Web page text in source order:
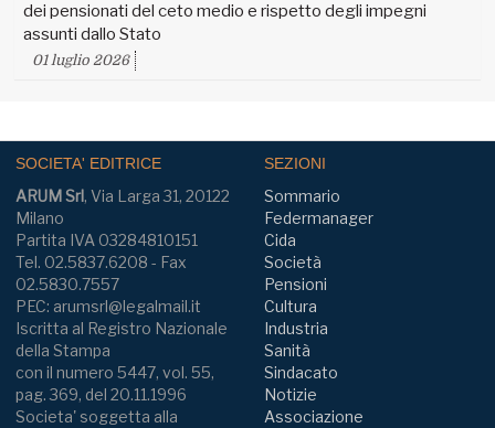
dei pensionati del ceto medio e rispetto degli impegni
assunti dallo Stato
01 luglio 2026
SOCIETA' EDITRICE
ARUM Srl, Via Larga 31, 20122
Milano
Partita IVA 03284810151
Tel. 02.5837.6208 - Fax
02.5830.7557
PEC: arumsrl@legalmail.it
Iscritta al Registro Nazionale
della Stampa
con il numero 5447, vol. 55,
pag. 369, del 20.11.1996
Societa' soggetta alla
SEZIONI
Sommario
Federmanager
Cida
Società
Pensioni
Cultura
Industria
Sanità
Sindacato
Notizie
Associazione